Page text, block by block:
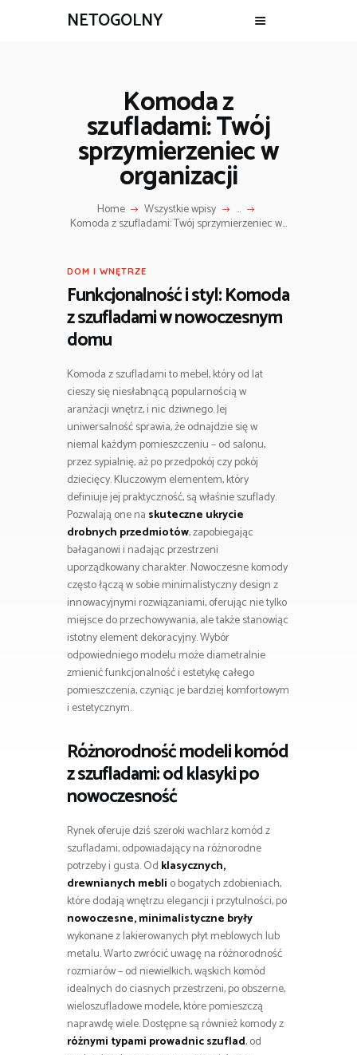
NETOGOLNY
Komoda z
szufladami: Twój
sprzymierzeniec w
organizacji
Home Wszystkie wpisy ...
Komoda z szufladami: Twój sprzymierzeniec w...
DOM I WNĘTRZE
Funkcjonalność i styl: Komoda
z szufladami w nowoczesnym
domu
Komoda z szufladami to mebel, który od lat
cieszy się niesłabnącą popularnością w
aranżacji wnętrz, i nic dziwnego. Jej
uniwersalność sprawia, że odnajdzie się w
niemal każdym pomieszczeniu – od salonu,
przez sypialnię, aż po przedpokój czy pokój
dziecięcy. Kluczowym elementem, który
definiuje jej praktyczność, są właśnie szuflady.
Pozwalają one na skuteczne ukrycie
drobnych przedmiotów, zapobiegając
bałaganowi i nadając przestrzeni
uporządkowany charakter. Nowoczesne komody
często łączą w sobie minimalistyczny design z
innowacyjnymi rozwiązaniami, oferując nie tylko
miejsce do przechowywania, ale także stanowiąc
istotny element dekoracyjny. Wybór
odpowiedniego modelu może diametralnie
zmienić funkcjonalność i estetykę całego
pomieszczenia, czyniąc je bardziej komfortowym
i estetycznym.
Różnorodność modeli komód
z szufladami: od klasyki po
nowoczesność
Rynek oferuje dziś szeroki wachlarz komód z
szufladami, odpowiadający na różnorodne
potrzeby i gusta. Od klasycznych,
drewnianych mebli o bogatych zdobieniach,
które dodają wnętrzu elegancji i przytulności, po
nowoczesne, minimalistyczne bryły
wykonane z lakierowanych płyt meblowych lub
metalu. Warto zwrócić uwagę na różnorodność
rozmiarów – od niewielkich, wąskich komód
idealnych do ciasnych przestrzeni, po obszerne,
wieloszufladowe modele, które pomieszczą
naprawdę wiele. Dostępne są również komody z
różnymi typami prowadnic szuflad, od